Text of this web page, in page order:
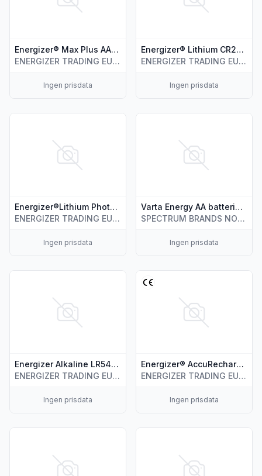
Energizer® Max Plus AAA-batterier
ENERGIZER TRADING EUROPE B.V.
Ingen prisdata
Energizer® Lithium CR2025 batterier
ENERGIZER TRADING EUROPE B.V.
Ingen prisdata
Energizer®Lithium Photo Cr2 1Pk
ENERGIZER TRADING EUROPE B.V.
Ingen prisdata
Varta Energy AA batterier, 4 pk
SPECTRUM BRANDS NORWAY AS(EUR)
Ingen prisdata
Energizer Alkaline LR54/189 batterier 2 pk
ENERGIZER TRADING EUROPE B.V.
Ingen prisdata
Vis flere detaljer for produktet "Energizer Alkaline LR54/
Energizer® AccuRecharge Mini batterilader
ENERGIZER TRADING EUROPE B.V.
Ingen prisdata
Vis flere detaljer for